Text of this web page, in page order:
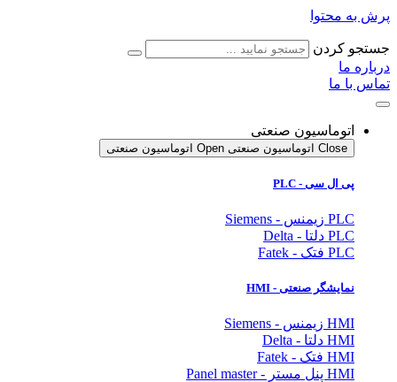
پرش به محتوا
جستجو کردن
درباره ما
تماس با ما
اتوماسیون صنعتی
Close اتوماسیون صنعتی Open اتوماسیون صنعتی
پی ال سی - PLC
PLC زیمنس - Siemens
PLC دلتا - Delta
PLC فتک - Fatek
نمایشگر صنعتی - HMI
HMI زیمنس - Siemens
HMI دلتا - Delta
HMI فتک - Fatek
HMI پنل مستر - Panel master